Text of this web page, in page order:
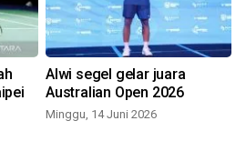
Alwi segel gelar juara
Australian Open 2026
Minggu, 14 Juni 2026